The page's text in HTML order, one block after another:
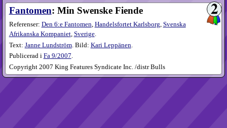
Fantomen: Min Swenske Fiende
Referenser: Den 6:e Fantomen, Handelsfortet Karlsborg, Svenska
Afrikanska Kompaniet, Sverige.
Text: Janne Lundström. Bild: Kari Leppänen
Publicerad i Fa9​/2007.
Copyright 2007 King Features Syndicate Inc. /distr Bulls